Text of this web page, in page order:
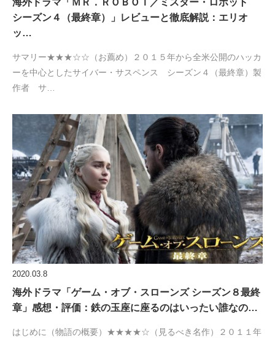
シーズン４（最終章）」レビューと徹底解説：エリオ
ッ…
サマリー★★★☆☆（お薦め）２０１５年から全米公開のハッカ
ーを中心としたサイバー・サスペンス シーズン４（最終章）製
作者 サ…
2020.03.8
海外ドラマ「ゲーム・オブ・スローンズ シーズン８最終
章」感想・評価：鉄の玉座に座るのはいったい誰なの…
はじめに（物語の概要）★★★★☆（見るべき名作）２０１１年